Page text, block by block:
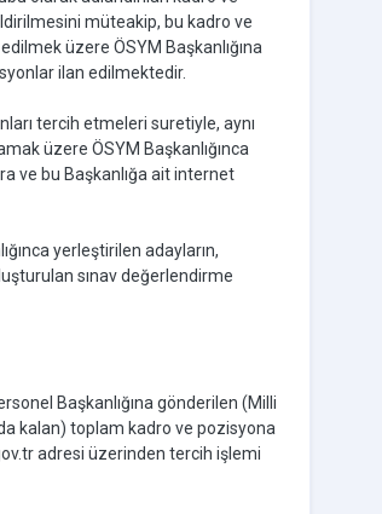
müteakip, bu kadro ve
üzere ÖSYM Başkanlığına
ilan edilmektedir.
tercih etmeleri suretiyle, aynı
üzere ÖSYM Başkanlığınca
ve bu Başkanlığa ait internet
yerleştirilen adayların,
sınav değerlendirme
Başkanlığına gönderilen (Milli
kalan) toplam kadro ve pozisyona
adresi üzerinden tercih işlemi